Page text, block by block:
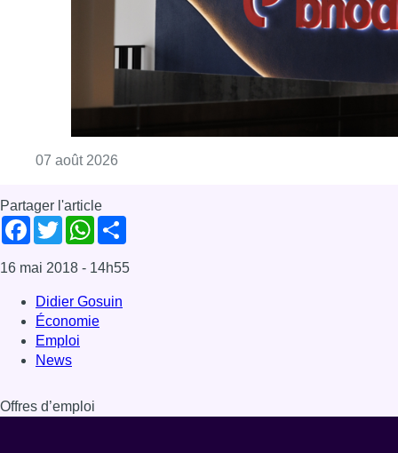
07 août 2026
Partager l'article
Facebook
TwitterWhatsApp
16 mai 2018 - 14h55
Didier Gosuin
Économie
Emploi
News
Offres d’emploi